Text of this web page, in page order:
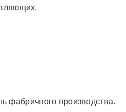
фабричного производства.